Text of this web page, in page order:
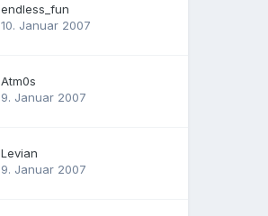
endless_fun
10. Januar 2007
Atm0s
9. Januar 2007
Levian
9. Januar 2007